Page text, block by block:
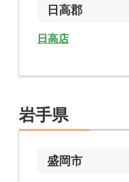
日高郡
日高店
岩手県
盛岡市